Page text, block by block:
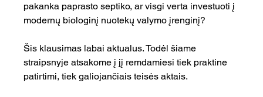
pakanka paprasto septiko, ar visgi verta investuoti į
modernų biologinį nuotekų valymo įrenginį?
Šis klausimas labai aktualus. Todėl šiame
straipsnyje atsakome į jį remdamiesi tiek praktine
patirtimi, tiek galiojančiais teisės aktais.